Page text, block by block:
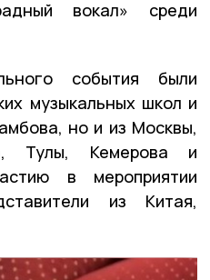
вокал» среди
события были
музыкальных школ и
но и из Москвы,
Тулы, Кемерова и
в мероприятии
из Китая,